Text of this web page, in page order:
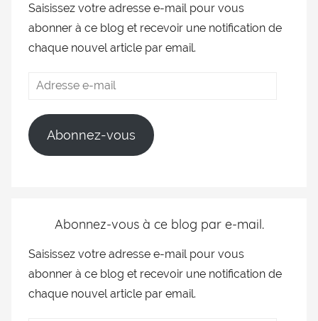
Saisissez votre adresse e-mail pour vous
abonner à ce blog et recevoir une notification de
chaque nouvel article par email.
Abonnez-vous
Abonnez-vous à ce blog par e-mail.
Saisissez votre adresse e-mail pour vous
abonner à ce blog et recevoir une notification de
chaque nouvel article par email.